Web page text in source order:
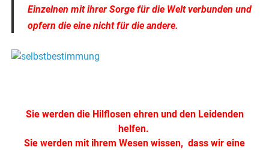
Einzelnen mit ihrer Sorge für die Welt verbunden und
opfern die eine nicht für die andere.
Sie werden die Hilflosen ehren und den Leidenden
helfen.
Sie werden mit ihrem Wesen wissen, dass wir eine